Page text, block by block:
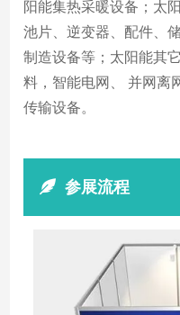
阳能集热采暖设备；太
池片、逆变器、配件、
制造设备等；太阳能其
料，智能电网、 并网离
传输设备。
参展流程